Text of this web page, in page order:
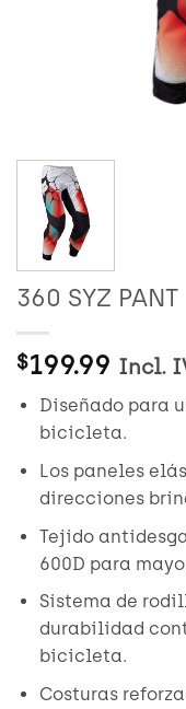
360 SYZ PANT
$199.99 Incl.
Diseñado para
bicicleta.
Los paneles
direcciones
Tejido
600D para
Sistema de
durabilidad
bicicleta.
Costuras